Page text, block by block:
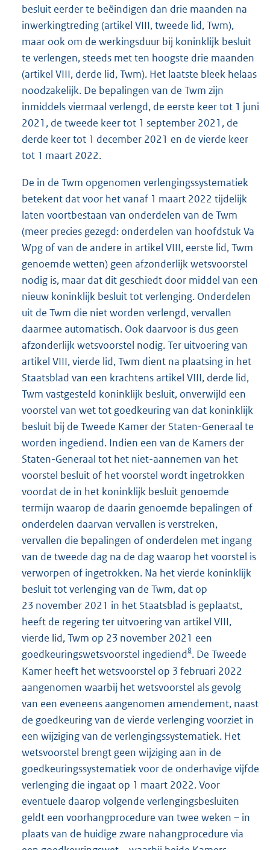
besluit eerder te beëindigen dan drie maanden na
inwerkingtreding (artikel VIII, tweede lid, Twm),
maar ook om de werkingsduur bij koninklijk besluit
te verlengen, steeds met ten hoogste drie maanden
(artikel VIII, derde lid, Twm). Het laatste bleek helaas
noodzakelijk. De bepalingen van de Twm zijn
inmiddels viermaal verlengd, de eerste keer tot 1 juni
2021, de tweede keer tot 1 september 2021, de
derde keer tot 1 december 2021 en de vierde keer
tot 1 maart 2022.
De in de Twm opgenomen verlengingssystematiek
betekent dat voor het vanaf 1 maart 2022 tijdelijk
laten voortbestaan van onderdelen van de Twm
(meer precies gezegd: onderdelen van hoofdstuk Va
Wpg of van de andere in artikel VIII, eerste lid, Twm
genoemde wetten) geen afzonderlijk wetsvoorstel
nodig is, maar dat dit geschiedt door middel van een
nieuw koninklijk besluit tot verlenging. Onderdelen
uit de Twm die niet worden verlengd, vervallen
daarmee automatisch. Ook daarvoor is dus geen
afzonderlijk wetsvoorstel nodig. Ter uitvoering van
artikel VIII, vierde lid, Twm dient na plaatsing in het
Staatsblad van een krachtens artikel VIII, derde lid,
Twm vastgesteld koninklijk besluit, onverwijld een
voorstel van wet tot goedkeuring van dat koninklijk
besluit bij de Tweede Kamer der Staten-Generaal te
worden ingediend. Indien een van de Kamers der
Staten-Generaal tot het niet-aannemen van het
voorstel besluit of het voorstel wordt ingetrokken
voordat de in het koninklijk besluit genoemde
termijn waarop de daarin genoemde bepalingen of
onderdelen daarvan vervallen is verstreken,
vervallen die bepalingen of onderdelen met ingang
van de tweede dag na de dag waarop het voorstel is
verworpen of ingetrokken. Na het vierde koninklijk
besluit tot verlenging van de Twm, dat op
23 november 2021 in het Staatsblad is geplaatst,
heeft de regering ter uitvoering van artikel VIII,
vierde lid, Twm op 23 november 2021 een
goedkeuringswetsvoorstel ingediend8. De Tweede
Kamer heeft het wetsvoorstel op 3 februari 2022
aangenomen waarbij het wetsvoorstel als gevolg
van een eveneens aangenomen amendement, naast
de goedkeuring van de vierde verlenging voorziet in
een wijziging van de verlengingssystematiek. Het
wetsvoorstel brengt geen wijziging aan in de
goedkeuringssystematiek voor de onderhavige vijfde
verlenging die ingaat op 1 maart 2022. Voor
eventuele daarop volgende verlengingsbesluiten
geldt een voorhangprocedure van twee weken – in
plaats van de huidige zware nahangprocedure via